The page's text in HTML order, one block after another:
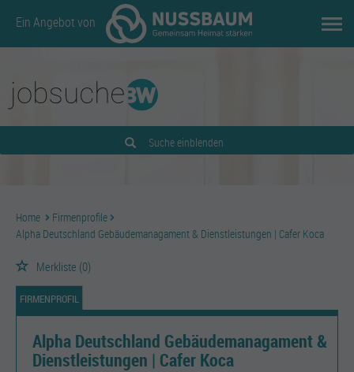
Ein Angebot von
Suche einblenden
Home
Firmenprofile
Alpha Deutschland Gebäudemanagament & Dienstleistungen | Cafer Koca
Merkliste (0)
FIRMENPROFIL
Alpha Deutschland Gebäudemanagament &
Dienstleistungen | Cafer Koca